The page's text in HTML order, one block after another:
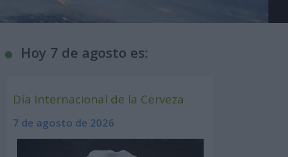
Hoy 7 de agosto es:
Día Internacional de la Cerveza
7 de agosto de 2026